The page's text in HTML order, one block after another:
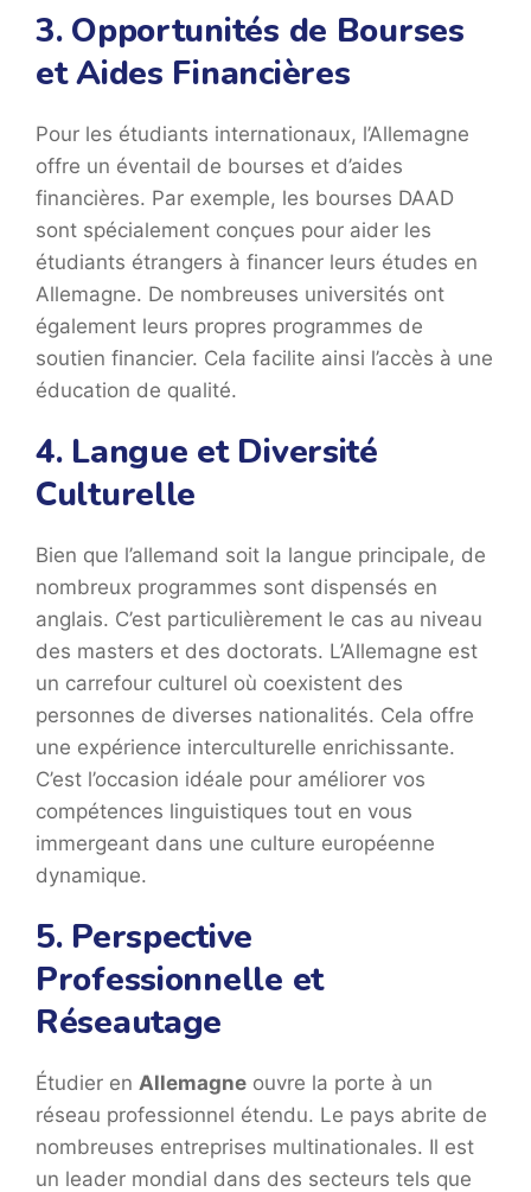
3. Opportunités de Bourses
et Aides Financières
Pour les étudiants internationaux, l’Allemagne
offre un éventail de bourses et d’aides
financières. Par exemple, les bourses DAAD
sont spécialement conçues pour aider les
étudiants étrangers à financer leurs études en
Allemagne. De nombreuses universités ont
également leurs propres programmes de
soutien financier. Cela facilite ainsi l’accès à une
éducation de qualité.
4. Langue et Diversité
Culturelle
Bien que l’allemand soit la langue principale, de
nombreux programmes sont dispensés en
anglais. C’est particulièrement le cas au niveau
des masters et des doctorats. L’Allemagne est
un carrefour culturel où coexistent des
personnes de diverses nationalités. Cela offre
une expérience interculturelle enrichissante.
C’est l’occasion idéale pour améliorer vos
compétences linguistiques tout en vous
immergeant dans une culture européenne
dynamique.
5. Perspective
Professionnelle et
Réseautage
Étudier en Allemagne ouvre la porte à un
réseau professionnel étendu. Le pays abrite de
nombreuses entreprises multinationales. Il est
un leader mondial dans des secteurs tels que